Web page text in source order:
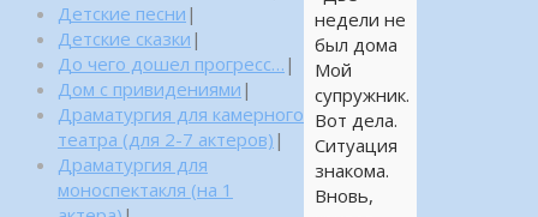
недели не
был дома
Мой
супружник.
Вот дела.
Ситуация
знакома.
Вновь,
Детские песни |
Детские сказки |
До чего дошел прогресс… |
Дом с привидениями |
Драматургия для камерного
театра (для 2-7 актеров) |
Драматургия для
моноспектакля (на 1